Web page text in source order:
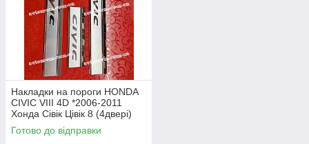
Накладки на пороги HONDA
CIVIC VIII 4D *2006-2011
Хонда Сівік Цівік 8 (4двері)
Преміум Комплект Нерж
Готово до відправки